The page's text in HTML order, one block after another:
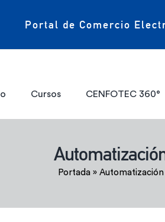
Portal de Comercio
Cursos CENFOTEC 360°
Portada» Automatización